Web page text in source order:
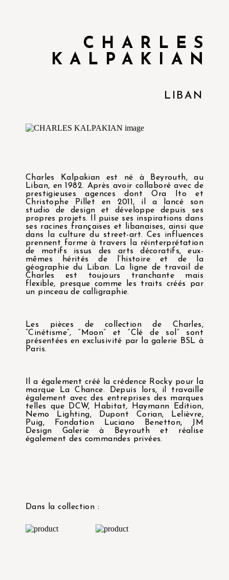
CHARLES
KALPAKIAN
LIBAN
Charles Kalpakian est né à Beyrouth, au
Liban, en 1982. Après avoir collaboré avec de
prestigieuses agences dont Ora Ito et
Christophe Pillet en 2011, il a lancé son
studio de design et développe depuis ses
propres projets. Il puise ses inspirations dans
ses racines françaises et libanaises, ainsi que
dans la culture du street-art. Ces influences
prennent forme à travers la réinterprétation
de motifs issus des arts décoratifs, eux-
mêmes hérités de l’histoire et de la
géographie du Liban. La ligne de travail de
Charles est toujours tranchante mais
flexible, presque comme les traits créés par
un pinceau de calligraphie.
Les pièces de collection de Charles,
“Cinétisme”, “Moon” et “Clé de sol” sont
présentées en exclusivité par la galerie BSL à
Paris.
Il a également créé la crédence Rocky pour la
marque La Chance. Depuis lors, il travaille
également avec des entreprises des marques
telles que DCW, Habitat, Haymann Edition,
Nemo Lighting, Dupont Corian, Lelièvre,
Puig, Fondation Luciano Benetton, JM
Design Galerie à Beyrouth et réalise
également des commandes privées.
Dans la collection :